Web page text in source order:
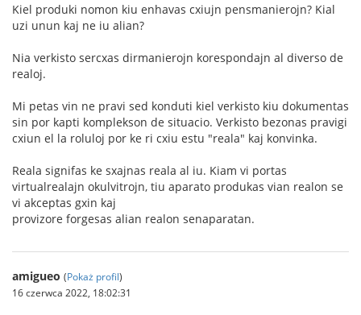
Kiel produki nomon kiu enhavas cxiujn pensmanierojn? Kial
uzi unun kaj ne iu alian?
Nia verkisto sercxas dirmanierojn korespondajn al diverso de
realoj.
Mi petas vin ne pravi sed konduti kiel verkisto kiu dokumentas
sin por kapti komplekson de situacio. Verkisto bezonas pravigi
cxiun el la roluloj por ke ri cxiu estu "reala" kaj konvinka.
Reala signifas ke sxajnas reala al iu. Kiam vi portas
virtualrealajn okulvitrojn, tiu aparato produkas vian realon se
vi akceptas gxin kaj
provizore forgesas alian realon senaparatan.
amigueo (Pokaż profil)
16 czerwca 2022, 18:02:31